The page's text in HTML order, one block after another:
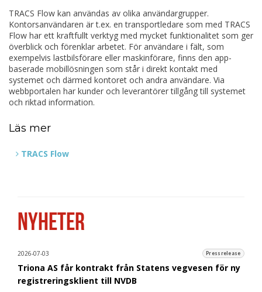
TRACS Flow kan användas av olika användargrupper.
Kontorsanvändaren är t.ex. en transportledare som med TRACS
Flow har ett kraftfullt verktyg med mycket funktionalitet som ger
överblick och förenklar arbetet. För användare i fält, som
exempelvis lastbilsförare eller maskinförare, finns den app-
baserade mobillösningen som står i direkt kontakt med
systemet och därmed kontoret och andra användare. Via
webbportalen har kunder och leverantörer tillgång till systemet
och riktad information.
Läs mer
TRACS Flow
NYHETER
2026-07-03 Pressrelease
Triona AS får kontrakt från Statens vegvesen för ny
registreringsklient till NVDB